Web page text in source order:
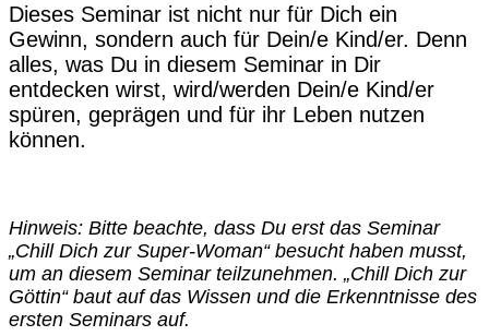
Dieses Seminar ist nicht nur für Dich ein
Gewinn, sondern auch für Dein/e Kind/er. Denn
alles, was Du in diesem Seminar in Dir
entdecken wirst, wird/werden Dein/e Kind/er
spüren, geprägen und für ihr Leben nutzen
können.
Hinweis: Bitte beachte, dass Du erst das Seminar
„Chill Dich zur Super-Woman“ besucht haben musst,
um an diesem Seminar teilzunehmen. „Chill Dich zur
Göttin“ baut auf das Wissen und die Erkenntnisse des
ersten Seminars auf.